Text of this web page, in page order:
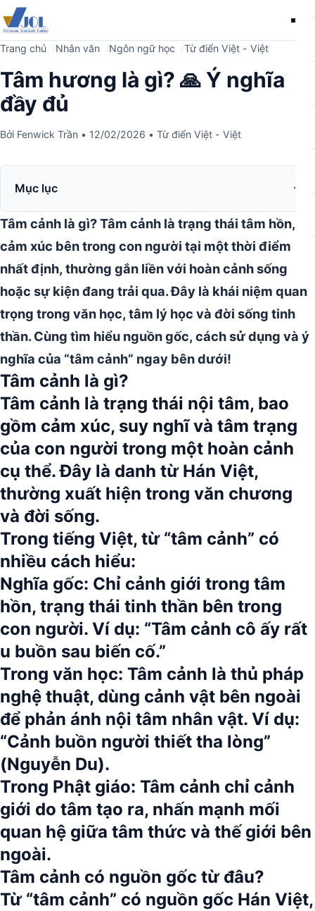
Trang chủ Nhân văn Ngôn ngữ học Từ điển Việt - Việt
Tâm hương là gì? 🙏 Ý nghĩa
đầy đủ
Bởi Fenwick Trần • 12/02/2026 • Từ điển Việt - Việt
Mục lục
Tâm cảnh là gì?Tâm cảnh là trạng thái tâm hồn,
cảm xúc bên trong con người tại một thời điểm
nhất định, thường gắn liền với hoàn cảnh sống
hoặc sự kiện đang trải qua.Đây là khái niệm quan
trọng trong văn học, tâm lý học và đời sống tinh
thần. Cùng tìm hiểu nguồn gốc, cách sử dụng và ý
nghĩa của “tâm cảnh” ngay bên dưới!
Tâm cảnh là gì?
Tâm cảnh là trạng thái nội tâm, bao
gồm cảm xúc, suy nghĩ và tâm trạng
của con người trong một hoàn cảnh
cụ thể.Đây là danh từ Hán Việt,
thường xuất hiện trong văn chương
và đời sống.
Trong tiếng Việt, từ “tâm cảnh” có
nhiều cách hiểu:
Nghĩa gốc: Chỉ cảnh giới trong tâm
hồn, trạng thái tinh thần bên trong
con người. Ví dụ: “Tâm cảnh cô ấy rất
u buồn sau biến cố.”
Trong văn học: Tâm cảnh là thủ pháp
nghệ thuật, dùng cảnh vật bên ngoài
để phản ánh nội tâm nhân vật. Ví dụ:
“Cảnh buồn người thiết tha lòng”
(Nguyễn Du).
Trong Phật giáo: Tâm cảnh chỉ cảnh
giới do tâm tạo ra, nhấn mạnh mối
quan hệ giữa tâm thức và thế giới bên
ngoài.
Tâm cảnh có nguồn gốc từ đâu?
Từ “tâm cảnh” có nguồn gốc Hán Việt,